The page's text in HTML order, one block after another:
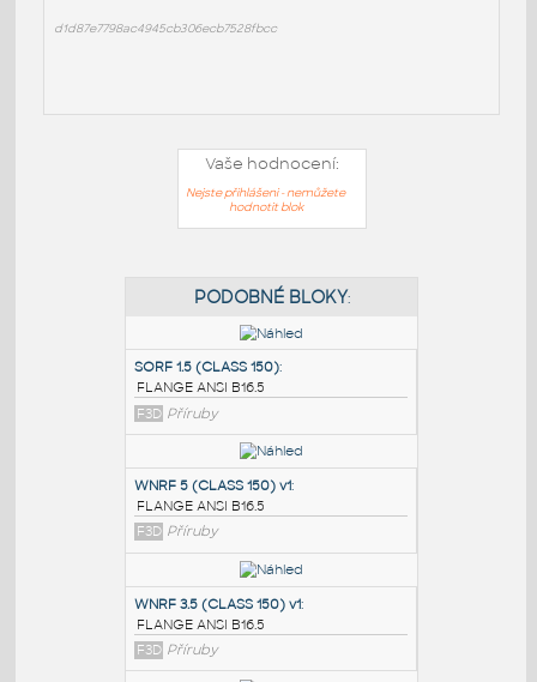
d1d87e7798ac4945cb306ecb7528fbcc
Vaše hodnocení:
Nejste přihlášeni - nemůžete
hodnotit blok
PODOBNÉ BLOKY
SORF 1.5 (CLASS 150):
FLANGE ANSI B16.5
F3D Příruby